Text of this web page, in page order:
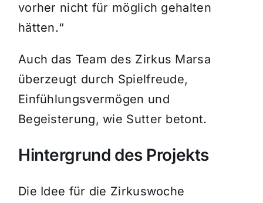
vorher nicht für möglich gehalten
hätten.“
Auch das Team des Zirkus Marsa
überzeugt durch Spielfreude,
Einfühlungsvermögen und
Begeisterung, wie Sutter betont.
Hintergrund des Projekts
Die Idee für die Zirkuswoche